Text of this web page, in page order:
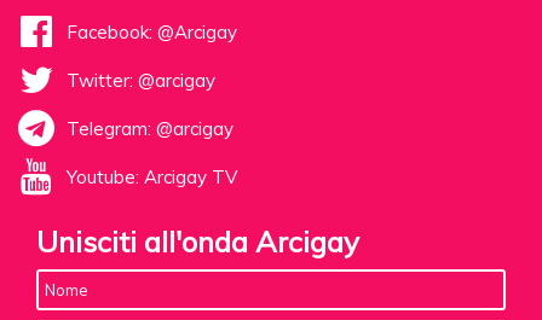
Facebook: @Arcigay
Twitter: @arcigay
Telegram: @arcigay
Youtube: Arcigay TV
Unisciti all'onda Arcigay